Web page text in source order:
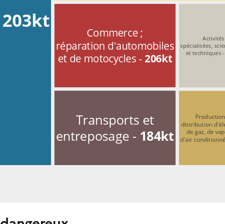
Commerce ;
réparation d'automobiles
et de motocycles - 206kt
Transports et
entreposage - 184kt
Activités
spécialisées,
et techniques -
distribution
de gaz, de
d'air